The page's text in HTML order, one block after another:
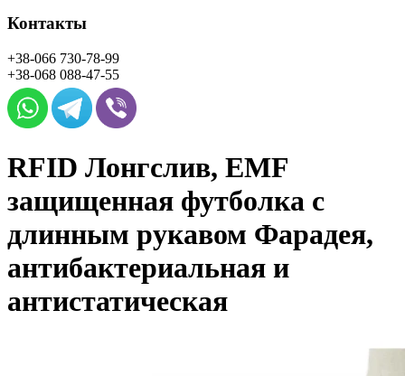
Контакты
+38-066 730-78-99
+38-068 088-47-55
RFID Лонгслив, EMF
защищенная футболка с
длинным рукавом Фарадея,
антибактериальная и
антистатическая